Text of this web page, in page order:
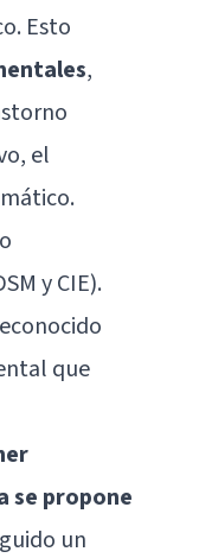
Esto
,
el
y CIE).
que
se propone
un